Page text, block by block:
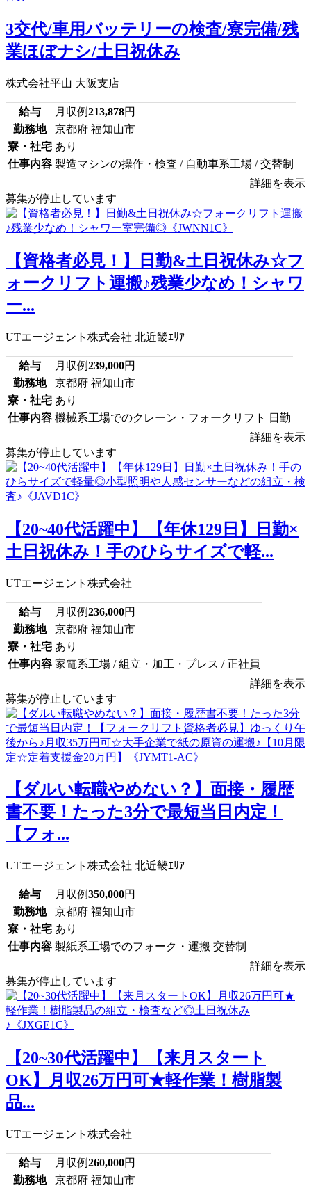
3交代/車用バッテリーの検査/寮完備/残
業ほぼナシ/土日祝休み
株式会社平山 大阪支店
給与 月収例213,878円
勤務地
京都府 福知山市
寮・社宅 あり
仕事内容 製造マシンの操作・検査 / 自動車系工場 / 交替制
詳細を表示
募集が停止しています
【資格者必見！】日勤&土日祝休み☆フ
ォークリフト運搬♪残業少なめ！シャワ
ー...
UTエージェント株式会社 北近畿ｴﾘｱ
給与 月収例239,000円
勤務地
京都府 福知山市
寮・社宅 あり
仕事内容 機械系工場でのクレーン・フォークリフト 日勤
詳細を表示
募集が停止しています
【20~40代活躍中】【年休129日】日勤×
土日祝休み！手のひらサイズで軽...
UTエージェント株式会社
給与 月収例236,000円
勤務地
京都府 福知山市
寮・社宅 あり
仕事内容 家電系工場 / 組立・加工・プレス / 正社員
詳細を表示
募集が停止しています
【ダルい転職やめない？】面接・履歴
書不要！たった3分で最短当日内定！
【フォ...
UTエージェント株式会社 北近畿ｴﾘｱ
給与 月収例350,000円
勤務地
京都府 福知山市
寮・社宅 あり
仕事内容 製紙系工場でのフォーク・運搬 交替制
詳細を表示
募集が停止しています
【20~30代活躍中】【来月スタート
OK】月収26万円可★軽作業！樹脂製
品...
UTエージェント株式会社
給与 月収例260,000円
勤務地
京都府 福知山市